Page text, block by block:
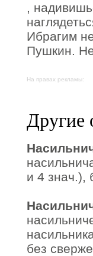
,
Ибрагим
Пушкин. Не
На правах рекламы:
Другие
и 4 знач.),
без